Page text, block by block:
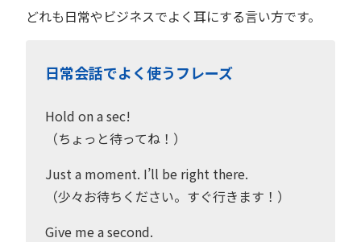
どれも日常やビジネスでよく耳にする言い方です。
日常会話でよく使うフレーズ
Hold on a sec!
（ちょっと待ってね！）
Just a moment. I’ll be right there.
（少々お待ちください。すぐ行きます！）
Give me a second.